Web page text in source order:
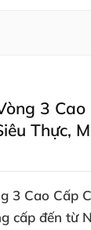
3 Cao
Thực,
3 Cao Cấp
cấp đến từ